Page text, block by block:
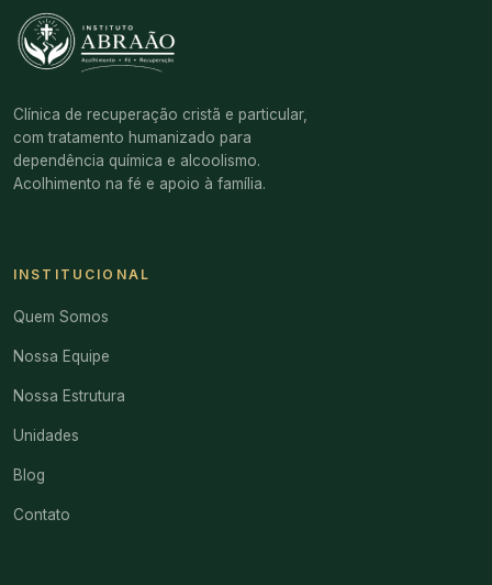
Clínica de recuperação cristã e particular,
com tratamento humanizado para
dependência química e alcoolismo.
Acolhimento na fé e apoio à família.
INSTITUCIONAL
Quem Somos
Nossa Equipe
Nossa Estrutura
Unidades
Blog
Contato